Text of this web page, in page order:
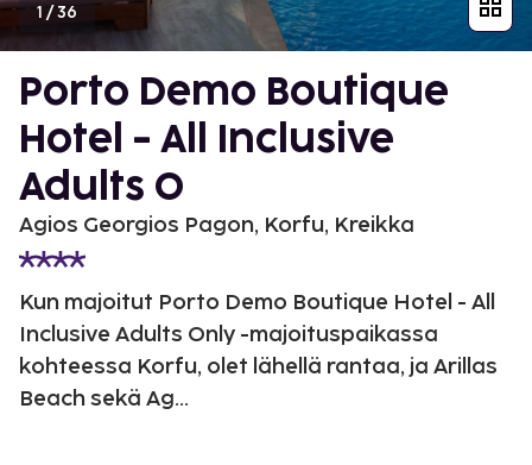
1 /36
Porto Demo Boutique
Hotel - All Inclusive
Adults O
Agios Georgios Pagon, Korfu, Kreikka
Kun majoitut Porto Demo Boutique Hotel - All
Inclusive Adults Only -majoituspaikassa
kohteessa Korfu, olet lähellä rantaa, ja Arillas
Beach sekä Ag...